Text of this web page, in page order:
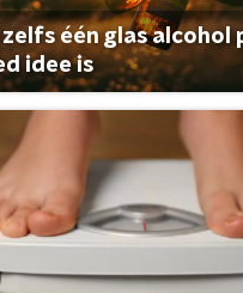
één glas alcohol
idee is